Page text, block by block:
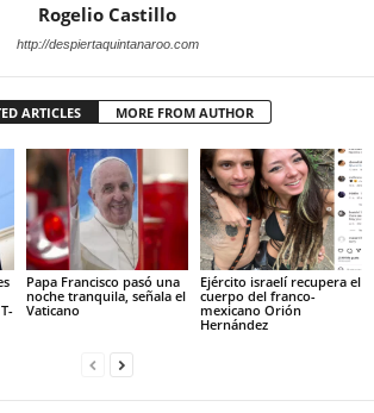
Rogelio Castillo
http://despiertaquintanaroo.com
ARTICLES MORE FROM AUTHOR
Papa Francisco pasó una
noche tranquila, señala el
Vaticano
Ejército israelí recupera el
cuerpo del franco-
mexicano Orión
Hernández